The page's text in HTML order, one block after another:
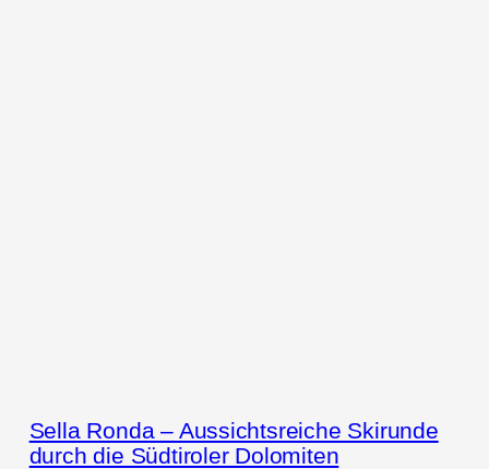
Sella Ronda – Aussichtsreiche Skirunde
durch die Südtiroler Dolomiten